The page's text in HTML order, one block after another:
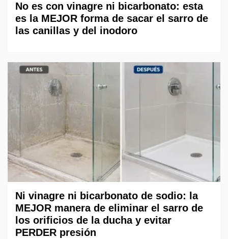
No es con vinagre ni bicarbonato: esta
es la MEJOR forma de sacar el sarro de
las canillas y del inodoro
Ni vinagre ni bicarbonato de sodio: la
MEJOR manera de eliminar el sarro de
los orificios de la ducha y evitar
PERDER presión